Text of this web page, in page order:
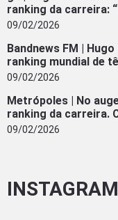
ranking da carreira:
09/02/2026
Bandnews FM |
ranking mundial de
09/02/2026
Metrópoles | No
ranking da carreira.
09/02/2026
INSTAGRAM